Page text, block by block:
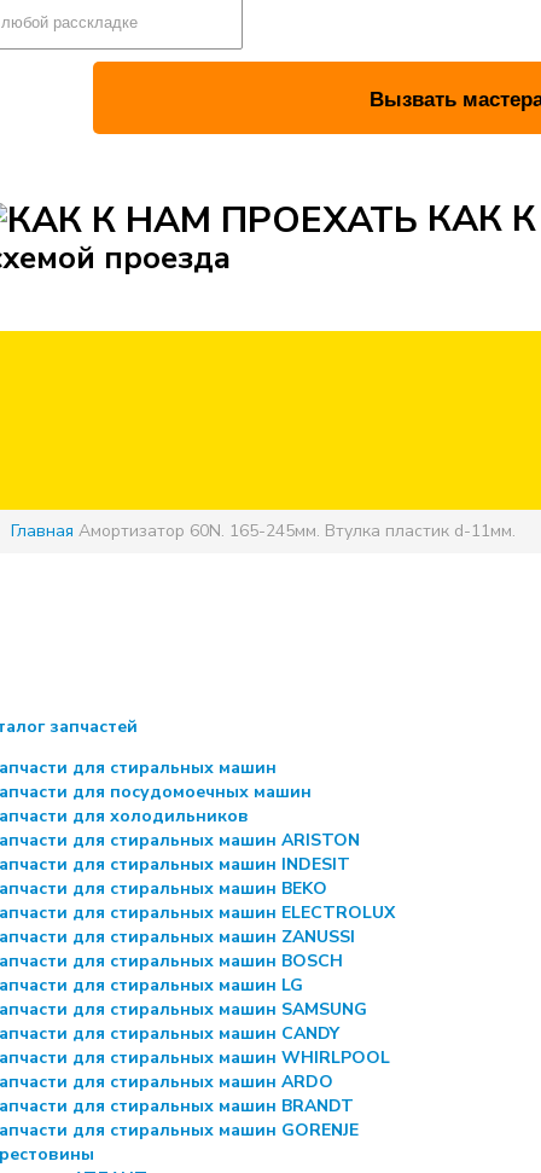
КАК
проезда
Главная Амортизатор 60N. 165-245мм. Втулка пластик d-11мм.
запчастей
для стиральных машин
для посудомоечных машин
для холодильников
для стиральных машин ARISTON
для стиральных машин INDESIT
для стиральных машин BEKO
для стиральных машин ELECTROLUX
для стиральных машин ZANUSSI
для стиральных машин BOSCH
для стиральных машин LG
для стиральных машин SAMSUNG
для стиральных машин CANDY
для стиральных машин WHIRLPOOL
для стиральных машин ARDO
для стиральных машин BRANDT
для стиральных машин GORENJE